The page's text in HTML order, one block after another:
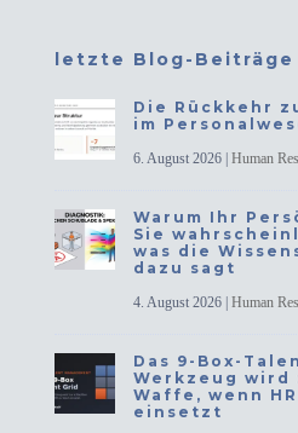
letzte Blog-Beiträge
Die Rückkehr
im
6. August 2026| Human
Warum Ihr
Sie
was die
dazu sagt
4. August 2026| Human
Das 9-Box-
Werkzeug
Waffe, wenn
einsetzt